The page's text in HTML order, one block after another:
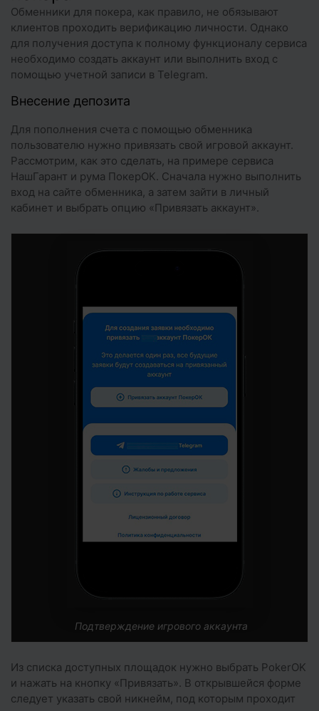
Обменники для покера, как правило, не обязывают
клиентов проходить верификацию личности. Однако
для получения доступа к полному функционалу сервиса
необходимо создать аккаунт или выполнить вход с
помощью учетной записи в Telegram.
Внесение депозита
Для пополнения счета с помощью обменника
пользователю нужно привязать свой игровой аккаунт.
Рассмотрим, как это сделать, на примере сервиса
НашГарант и рума ПокерОК. Сначала нужно выполнить
вход на сайте обменника, а затем зайти в личный
кабинет и выбрать опцию «Привязать аккаунт».
Подтверждение игрового аккаунта
Из списка доступных площадок нужно выбрать PokerOK
и нажать на кнопку «Привязать». В открывшейся форме
следует указать свой никнейм, под которым проходит